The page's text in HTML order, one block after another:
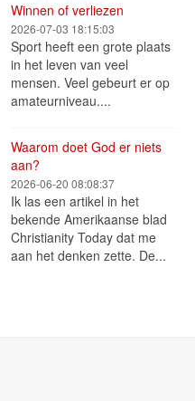
Winnen of verliezen
2026-07-03 18:15:03
Sport heeft een grote plaats
in het leven van veel
mensen. Veel gebeurt er op
amateurniveau....
Waarom doet God er niets
aan?
2026-06-20 08:08:37
Ik las een artikel in het
bekende Amerikaanse blad
Christianity Today dat me
aan het denken zette. De...